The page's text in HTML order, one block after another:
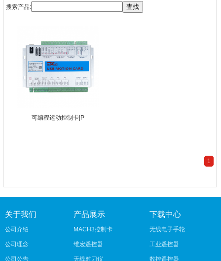
搜索产品:
可编程运动控制卡|P
1
关于我们
公司介绍
公司理念
公司公告
产品展示
MACH3控制卡
维宏遥控器
无线对刀仪
下载中心
无线电子手轮
工业遥控器
数控遥控器